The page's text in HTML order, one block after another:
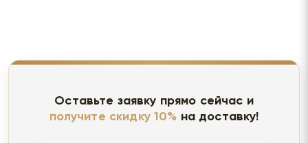
Оставьте заявку прямо сейчас и
получите скидку 10% на доставку!